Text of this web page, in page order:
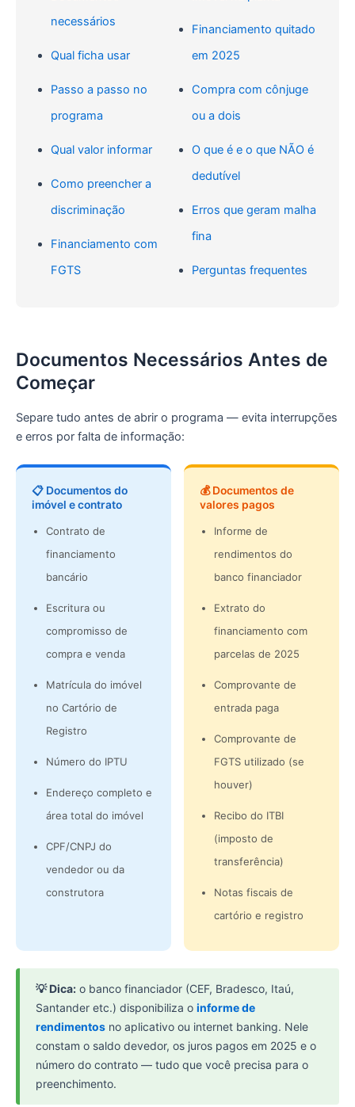
necessários
Qual ficha usar
Passo a passo no
programa
Qual valor informar
Como preencher a
discriminação
Financiamento com
FGTS
Financiamento quitado
em 2025
Compra com cônjuge
ou a dois
O que é e o que NÃO é
dedutível
Erros que geram malha
fina
Perguntas frequentes
Documentos Necessários Antes de
Começar
Separe tudo antes de abrir o programa — evita interrupções
e erros por falta de informação:
📋 Documentos do
imóvel e contrato
Contrato de
financiamento
bancário
Escritura ou
compromisso de
compra e venda
Matrícula do imóvel
no Cartório de
Registro
Número do IPTU
Endereço completo e
área total do imóvel
CPF/CNPJ do
vendedor ou da
construtora
💰 Documentos de
valores pagos
Informe de
rendimentos do
banco financiador
Extrato do
financiamento com
parcelas de 2025
Comprovante de
entrada paga
Comprovante de
FGTS utilizado (se
houver)
Recibo do ITBI
(imposto de
transferência)
Notas fiscais de
cartório e registro
💡 Dica: o banco financiador (CEF, Bradesco, Itaú,
Santander etc.) disponibiliza o informe de
rendimentos no aplicativo ou internet banking. Nele
constam o saldo devedor, os juros pagos em 2025 e o
número do contrato — tudo que você precisa para o
preenchimento.